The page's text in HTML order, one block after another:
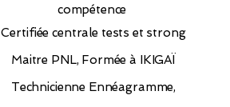
compétence
Certifiée centrale tests et strong
Maitre PNL, Formée à IKIGAÏ
Technicienne Ennéagramme,